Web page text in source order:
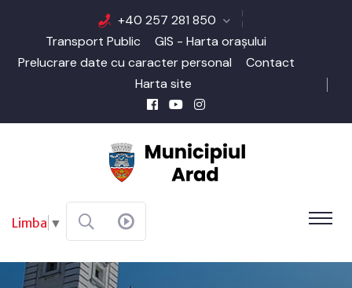
+40 257 281 850
Transport Public
GIS - Harta orașului
Prelucrare date cu caracter personal
Contact
Harta site
Limba ▼